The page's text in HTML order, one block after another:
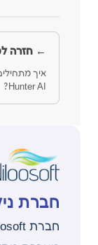
← חזרה
איך
Hunter AI?
חברת